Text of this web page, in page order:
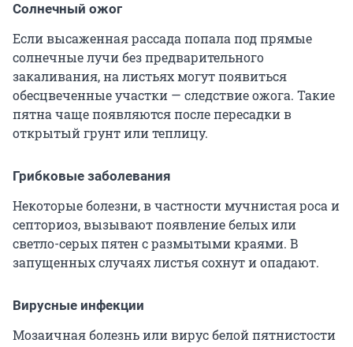
Солнечный ожог
Если высаженная рассада попала под прямые
солнечные лучи без предварительного
закаливания, на листьях могут появиться
обесцвеченные участки — следствие ожога. Такие
пятна чаще появляются после пересадки в
открытый грунт или теплицу.
Грибковые заболевания
Некоторые болезни, в частности мучнистая роса и
септориоз, вызывают появление белых или
светло-серых пятен с размытыми краями. В
запущенных случаях листья сохнут и опадают.
Вирусные инфекции
Мозаичная болезнь или вирус белой пятнистости